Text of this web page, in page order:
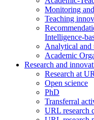
Monitoring
Teaching
Intelligence-
Analytical and
Academic
Research and
Research at
Open science
PhD
Transferral
URL research